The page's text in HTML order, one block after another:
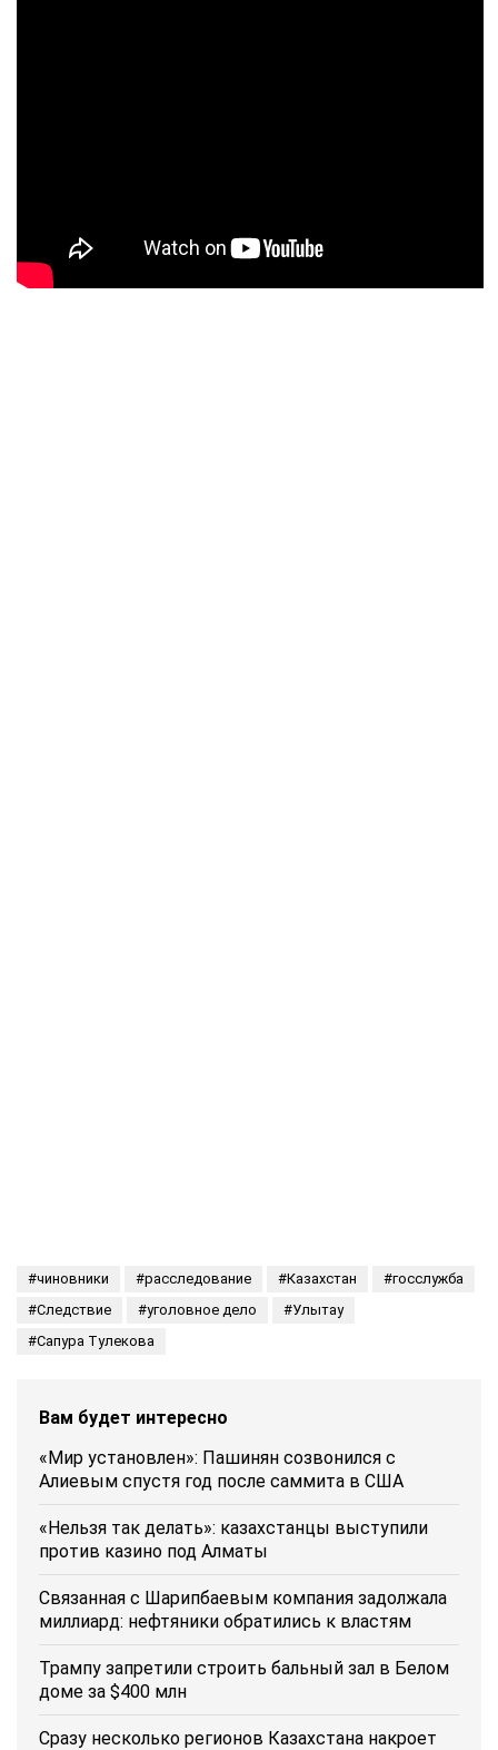
чиновники расследование Казахстан
госслужба
Следствие
уголовное дело
Улытау
Сапура Тулекова
Вам будет интересно
«Мир установлен»: Пашинян созвонился с
Алиевым спустя год после саммита в США
«Нельзя так делать»: казахстанцы выступили
против казино под Алматы
Связанная с Шарипбаевым компания задолжала
миллиард: нефтяники обратились к властям
Трампу запретили строить бальный зал в Белом
доме за $400 млн
Сразу несколько регионов Казахстана накроет